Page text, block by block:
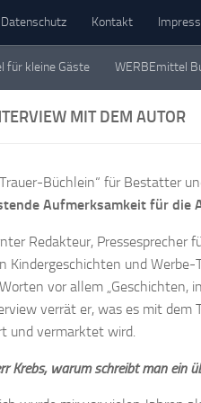
Datenschutz Kontakt
Einzeln, in Büchern und als
für kleine Gäste WERBEmittel
MIT DEM AUTOR
Trauer-Büchlein“ für Bestatter
Aufmerksamkeit für die
Redakteur, Pressesprecher
Kindergeschichten und
vor allem „Geschichten,
verrät er, was es mit dem
und vermarktet wird.
Krebs, warum schreibt man ein